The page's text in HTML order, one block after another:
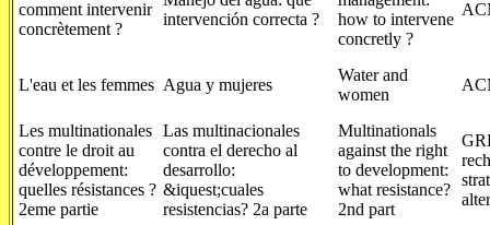
comment intervenir
concrètement ?
intervención correcta ?
how to intervene
concretly ?
L'eau et les femmes Agua y mujeres
Water and
women
Les multinationales
contre le droit au
développement:
quelles résistances ?
2eme partie
Las multinacionales
contra el derecho al
desarrollo:
&iquest;cuales
resistencias? 2a parte
Multinationals
against the right
to development:
what resistance?
2nd part